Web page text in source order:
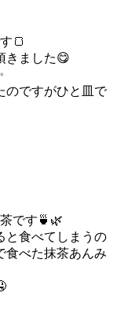
🍞
きました😋
のですがひと皿で
です🍵🌿
と食べてしまうの
食べた抹茶あんみ